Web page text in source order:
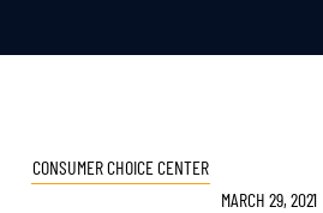
CONSUMER CHOICE CENTER
MARCH 29, 2021